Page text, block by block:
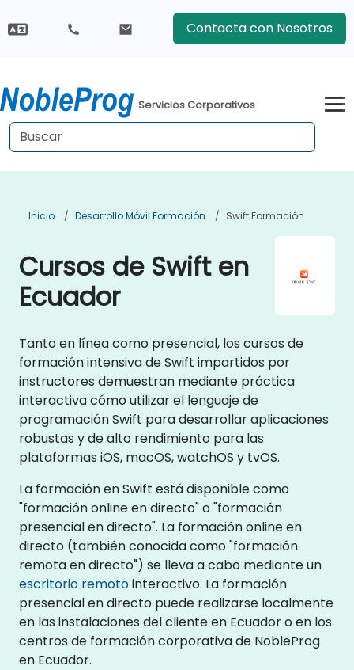
Contacta con Nosotros
Servicios Corporativos
Inicio Desarrollo Móvil Formación Swift Formación
Cursos de Swift en
Ecuador
Tanto en línea como presencial, los cursos de
formación intensiva de Swift impartidos por
instructores demuestran mediante práctica
interactiva cómo utilizar el lenguaje de
programación Swift para desarrollar aplicaciones
robustas y de alto rendimiento para las
plataformas iOS, macOS, watchOS y tvOS.
La formación en Swift está disponible como
"formación online en directo" o "formación
presencial en directo". La formación online en
directo (también conocida como "formación
remota en directo") se lleva a cabo mediante un
escritorio remotointeractivo. La formación
presencial en directo puede realizarse localmente
en las instalaciones del cliente en Ecuador o en los
centros de formación corporativa de NobleProg
en Ecuador.